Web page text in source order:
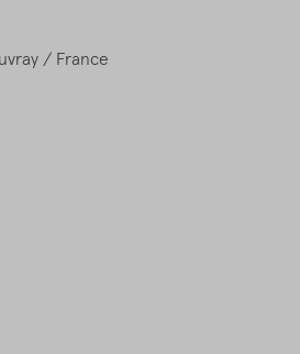
/ France